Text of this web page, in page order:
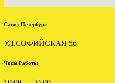
Санкт-Петербург
УЛ.СОФИЙСКАЯ 56
Часы Работы